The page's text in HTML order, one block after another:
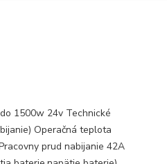
1500w 24v Technické
Operačná teplota
prud nabijanie 42A